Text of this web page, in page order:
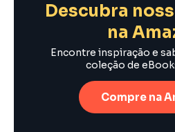
Descubra
na
Encontre inspiração e
coleção de
Compre na